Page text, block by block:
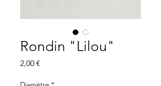
Rondin "Lilou"
2,00 €